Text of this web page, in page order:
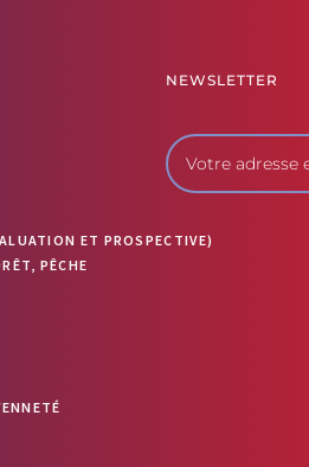
ET PROSPECTIVE)
PÊCHE
NEWSLETTER